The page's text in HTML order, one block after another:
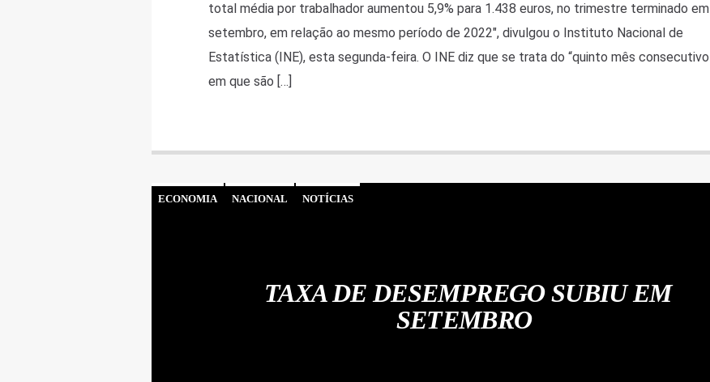
total média por trabalhador aumentou 5,9% para 1.438 euros, no trimestre terminado em
setembro, em relação ao mesmo período de 2022″, divulgou o Instituto Nacional de
Estatística (INE), esta segunda-feira. O INE diz que se trata do “quinto mês consecutivo
em que são […]
ECONOMIA NACIONAL NOTÍCIAS
TAXA DE DESEMPREGO SUBIU EM
SETEMBRO